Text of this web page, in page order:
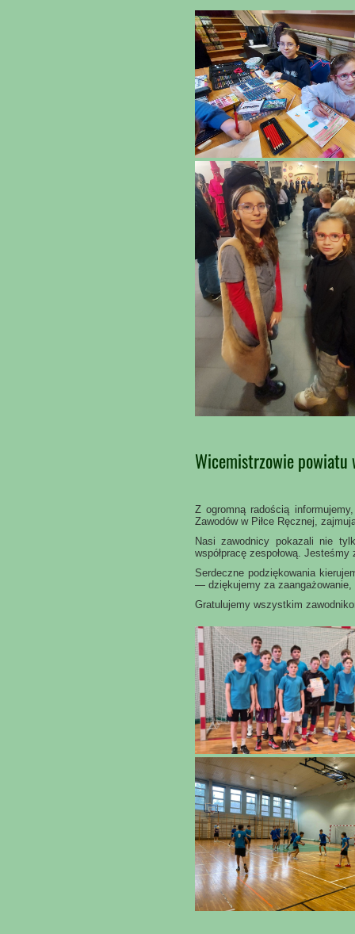
Wicemistrzowie powiatu
Z ogromną radością
Zawodów w Piłce Ręcznej,
Nasi zawodnicy pokazali nie
współpracę zespołową.
Serdeczne podziękowania
— dziękujemy za zaangażowanie,
Gratulujemy wszystkim